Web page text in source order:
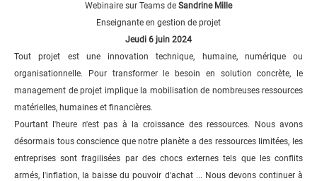
Webinaire sur Teams de Sandrine Mille
Enseignante en gestion de projet
Jeudi 6 juin 2024
Tout projet est une innovation technique, humaine, numérique ou
organisationnelle. Pour transformer le besoin en solution concrète, le
management de projet implique la mobilisation de nombreuses ressources
matérielles, humaines et financières.
Pourtant l'heure n'est pas à la croissance des ressources. Nous avons
désormais tous conscience que notre planète a des ressources limitées, les
entreprises sont fragilisées par des chocs externes tels que les conflits
armés, l'inflation, la baisse du pouvoir d'achat ... Nous devons continuer à